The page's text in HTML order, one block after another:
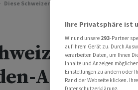
Diese Schweizer Dividenden-Aktien bieten
Aktien
Ihre Privatsphäre ist
Wir und unsere 293-Partner
auf Ihrem Gerät zu. Durch
verarbeiten Daten, um Ihnen
Inhalte und Anzeigen
Einstellungen zu ändern oder
Rand der Webseite klicken.
Datenschutzerklärung.